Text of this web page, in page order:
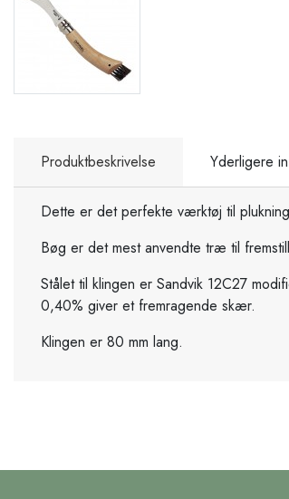
Produktbeskrivelse Yderligere
Dette er det perfekte værktøj til
Bøg er det mest anvendte træ til
Stålet til klingen er Sandvik 12C27
0,40% giver et fremragende skær.
Klingen er 80 mm lang.